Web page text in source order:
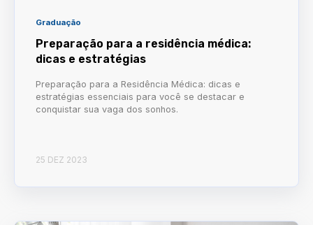
Graduação
Preparação para a residência médica:
dicas e estratégias
Preparação para a Residência Médica: dicas e
estratégias essenciais para você se destacar e
conquistar sua vaga dos sonhos.
25 DEZ 2023